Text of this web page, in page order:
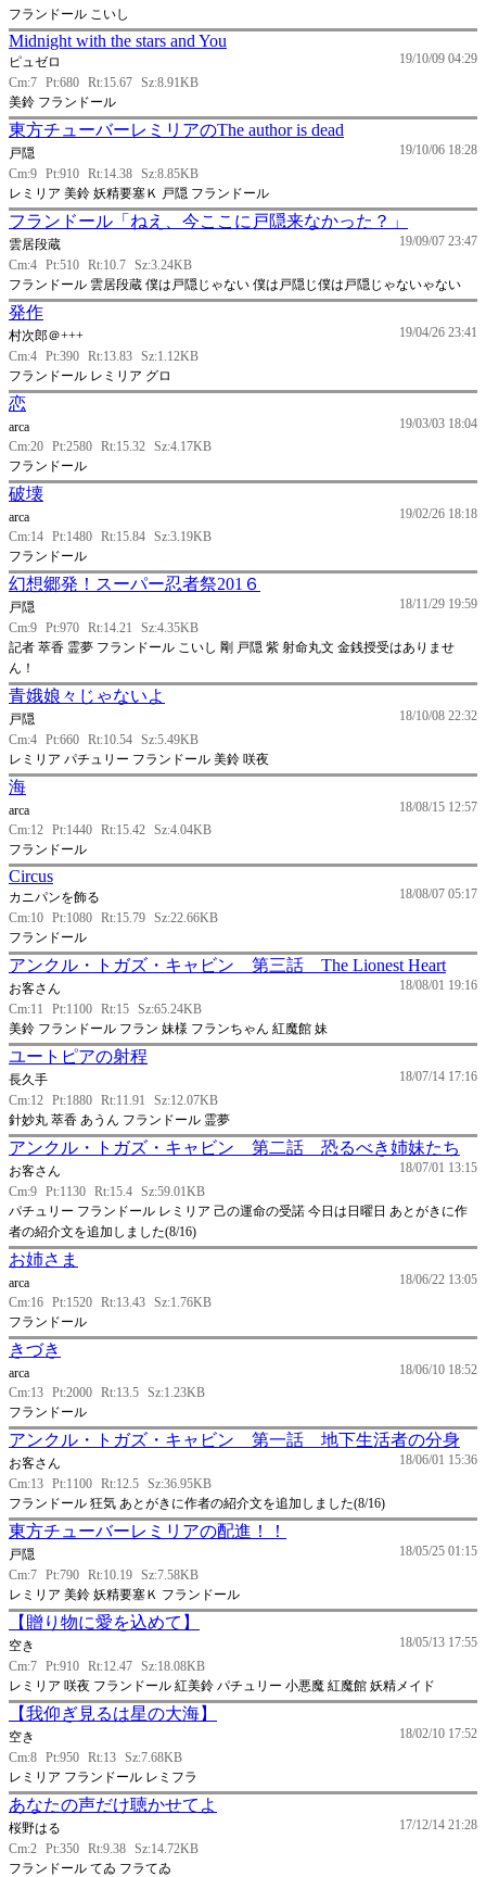
フランドール こいし
Midnight with the stars and You
19/10/09 04:29
ピュゼロ
Cm:7 Pt:680 Rt:15.67 Sz:8.91KB
美鈴 フランドール
東方チューバーレミリアのThe author is dead
19/10/06 18:28
戸隠
Cm:9 Pt:910 Rt:14.38 Sz:8.85KB
レミリア 美鈴 妖精要塞Ｋ 戸隠 フランドール
フランドール「ねえ、今ここに戸隠来なかった？」
19/09/07 23:47
雲居段蔵
Cm:4 Pt:510 Rt:10.7 Sz:3.24KB
フランドール 雲居段蔵 僕は戸隠じゃない 僕は戸隠じ僕は戸隠じゃないゃない
発作
19/04/26 23:41
村次郎＠+++
Cm:4 Pt:390 Rt:13.83 Sz:1.12KB
フランドール レミリア グロ
恋
19/03/03 18:04
arca
Cm:20 Pt:2580 Rt:15.32 Sz:4.17KB
フランドール
破壊
19/02/26 18:18
arca
Cm:14 Pt:1480 Rt:15.84 Sz:3.19KB
フランドール
幻想郷発！スーパー忍者祭201６
18/11/29 19:59
戸隠
Cm:9 Pt:970 Rt:14.21
Sz:4.35KB
記者 萃香 霊夢 フランドール こいし 剛 戸隠 紫 射命丸文 金銭授受はありませ
ん！
青娥娘々じゃないよ
18/10/08 22:32
戸隠
Cm:4 Pt:660 Rt:10.54 Sz:5.49KB
レミリア パチュリー フランドール 美鈴 咲夜
海
18/08/15 12:57
arca
Cm:12 Pt:1440 Rt:15.42 Sz:4.04KB
フランドール
Circus
18/08/07 05:17
カニパンを飾る
Cm:10 Pt:1080 Rt:15.79 Sz:22.66KB
フランドール
アンクル・トガズ・キャビン 第三話 The Lionest Heart
18/08/01 19:16
お客さん
Cm:11
Pt:1100 Rt:15 Sz:65.24KB
美鈴 フランドール フラン 妹様 フランちゃん 紅魔館 妹
ユートピアの射程
18/07/14 17:16
長久手
Cm:12 Pt:1880 Rt:11.91
Sz:12.07KB
針妙丸 萃香 あうん フランドール 霊夢
アンクル・トガズ・キャビン 第二話 恐るべき姉妹たち
18/07/01 13:15
お客さん
Cm:9 Pt:1130 Rt:15.4 Sz:59.01KB
パチュリー フランドール レミリア 己の運命の受諾 今日は日曜日 あとがきに作
者の紹介文を追加しました(8/16)
お姉さま
18/06/22 13:05
arca
Cm:16 Pt:1520 Rt:13.43 Sz:1.76KB
フランドール
きづき
18/06/10 18:52
arca
Cm:13 Pt:2000 Rt:13.5 Sz:1.23KB
フランドール
アンクル・トガズ・キャビン 第一話 地下生活者の分身
18/06/01 15:36
お客さん
Cm:13 Pt:1100 Rt:12.5 Sz:36.95KB
フランドール 狂気 あとがきに作者の紹介文を追加しました(8/16)
東方チューバーレミリアの配進！！
18/05/25 01:15
戸隠
Cm:7 Pt:790 Rt:10.19 Sz:7.58KB
レミリア 美鈴 妖精要塞Ｋ フランドール
【贈り物に愛を込めて】
18/05/13 17:55
空き
Cm:7 Pt:910 Rt:12.47 Sz:18.08KB
レミリア 咲夜 フランドール 紅美鈴 パチュリー 小悪魔 紅魔館 妖精メイド
【我仰ぎ見るは星の大海】
18/02/10 17:52
空き
Cm:8 Pt:950 Rt:13 Sz:7.68KB
レミリア フランドール レミフラ
あなたの声だけ聴かせてよ
17/12/14 21:28
桜野はる
Cm:2 Pt:350 Rt:9.38 Sz:14.72KB
フランドール てゐ フラてゐ